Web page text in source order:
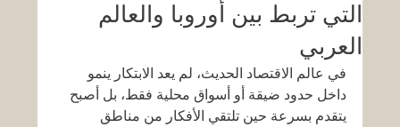
التي تربط بين أوروبا والعالم
العربي
في عالم الاقتصاد الحديث، لم يعد الابتكار ينمو
داخل حدود ضيقة أو أسواق محلية فقط، بل أصبح
يتقدم بسرعة حين تلتقي الأفكار من مناطق